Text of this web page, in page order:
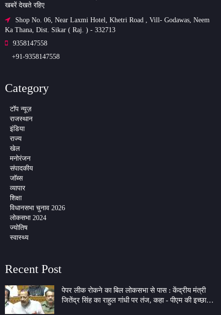
खबरें देखते रहिए
Shop No. 06, Near Laxmi Hotel, Khetri Road , Vill- Godawas, Neem
Ka Thana, Dist. Sikar ( Raj. ) - 332713
9358147558
+91-9358147558
Category
टॉप न्यूज़
राजस्थान
इंडिया
राज्य
खेल
मनोरंजन
संपादकीय
जॉब्स
व्यापार
शिक्षा
विधानसभा चुनाव 2026
लोकसभा 2024
ज्योतिष
स्वास्थ्य
Recent Post
पेपर लीक रोकने का बिल लोकसभा से पास : केंद्रीय मंत्री
जितेंद्र सिंह का राहुल गांधी पर तंज, कहा - पीएम की इच्छा